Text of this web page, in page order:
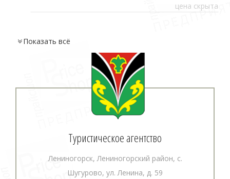
цена скрыта
Показать всё
Туристическое агентство
Лениногорск, Лениногорский район, с.
Шугурово, ул. Ленина, д. 59